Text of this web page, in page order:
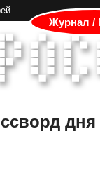
Журнал /
дня